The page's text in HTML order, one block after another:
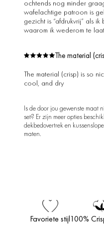
ochtends nog minder
wafelachtige patroon is
gezicht is “afdrukvrij” als
waarom ik wederom te
The material
The material (crisp) is so
cool, and dry
Is de door jou gewenste maat
set? Er zijn meer opties
dekbedovertrek en
maten.
Favoriete stijl100%